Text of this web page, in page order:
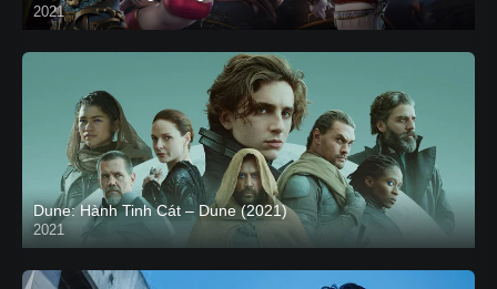
2021
Dune: Hành Tinh Cát – Dune (2021)
2021
HD VIETSUB